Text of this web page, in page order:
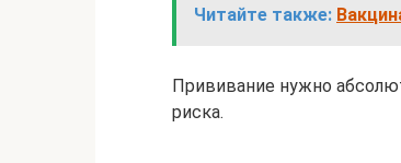
Читайте также:
Прививание нужно
риска.